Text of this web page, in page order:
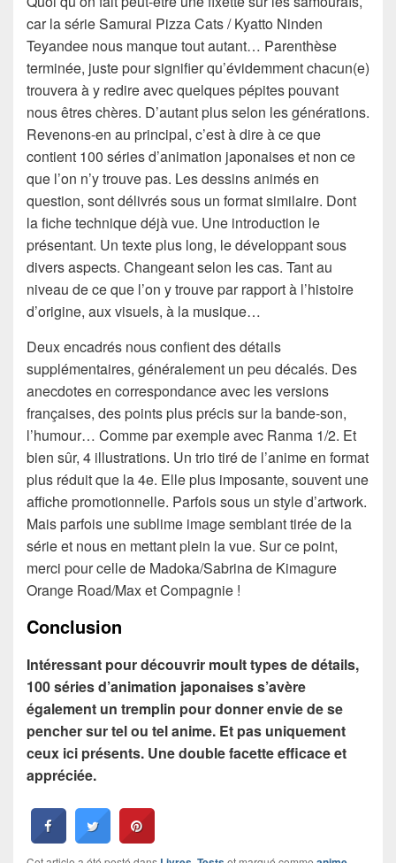
car la série Samurai Pizza Cats / Kyatto Ninden
Teyandee nous manque tout autant… Parenthèse
terminée, juste pour signifier qu’évidemment chacun(e)
trouvera à y redire avec quelques pépites pouvant
nous êtres chères. D’autant plus selon les générations.
Revenons-en au principal, c’est à dire à ce que
contient 100 séries d’animation japonaises et non ce
que l’on n’y trouve pas. Les dessins animés en
question, sont délivrés sous un format similaire. Dont
la fiche technique déjà vue. Une introduction le
présentant. Un texte plus long, le développant sous
divers aspects. Changeant selon les cas. Tant au
niveau de ce que l’on y trouve par rapport à l’histoire
d’origine, aux visuels, à la musique…
Deux encadrés nous confient des détails
supplémentaires, généralement un peu décalés. Des
anecdotes en correspondance avec les versions
françaises, des points plus précis sur la bande-son,
l’humour… Comme par exemple avec Ranma 1/2. Et
bien sûr, 4 illustrations. Un trio tiré de l’anime en format
plus réduit que la 4e. Elle plus imposante, souvent une
affiche promotionnelle. Parfois sous un style d’artwork.
Mais parfois une sublime image semblant tirée de la
série et nous en mettant plein la vue. Sur ce point,
merci pour celle de Madoka/Sabrina de Kimagure
Orange Road/Max et Compagnie !
Conclusion
Intéressant pour découvrir moult types de détails,
100 séries d’animation japonaises s’avère
également un tremplin pour donner envie de se
pencher sur tel ou tel anime. Et pas uniquement
ceux ici présents. Une double facette efficace et
appréciée.